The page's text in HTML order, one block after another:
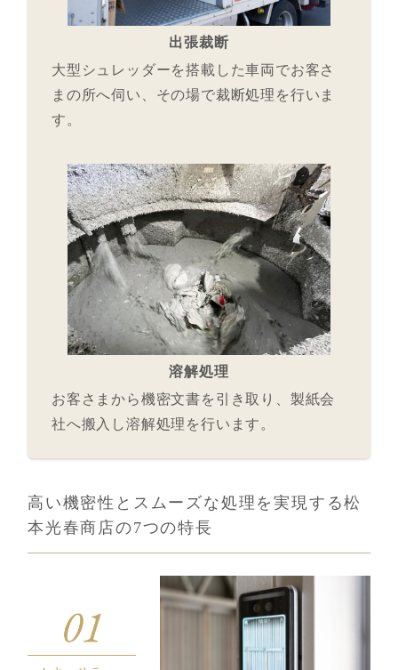
出張裁断
大型シュレッダーを搭載した車両でお客さ
まの所へ伺い、その場で裁断処理を行いま
す。
溶解処理
お客さまから機密文書を引き取り、製紙会
社へ搬入し溶解処理を行います。
高い機密性とスムーズな処理を実現する松
本光春商店の7つの特長